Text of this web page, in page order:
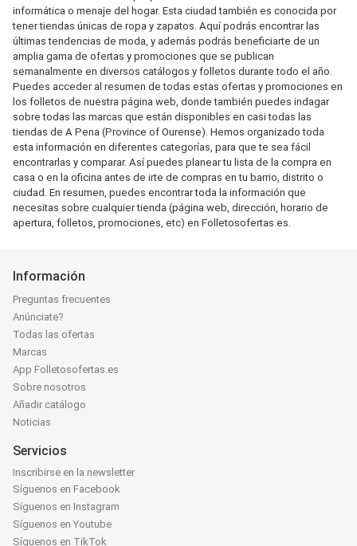
informática o menaje del hogar. Esta ciudad también es conocida por
tener tiendas únicas de ropa y zapatos. Aquí podrás encontrar las
últimas tendencias de moda, y además podrás beneficiarte de un
amplia gama de ofertas y promociones que se publican
semanalmente en diversos catálogos y folletos durante todo el año.
Puedes acceder al resumen de todas estas ofertas y promociones en
los folletos de nuestra página web, donde también puedes indagar
sobre todas las marcas que están disponibles en casi todas las
tiendas de A Pena (Province of Ourense). Hemos organizado toda
esta información en diferentes categorías, para que te sea fácil
encontrarlas y comparar. Así puedes planear tu lista de la compra en
casa o en la oficina antes de irte de compras en tu barrio, distrito o
ciudad. En resumen, puedes encontrar toda la información que
necesitas sobre cualquier tienda (página web, dirección, horario de
apertura, folletos, promociones, etc) en Folletosofertas.es.
Información
Preguntas frecuentes
Anúnciate?
Todas las ofertas
Marcas
App Folletosofertas.es
Sobre nosotros
Añadir catálogo
Noticias
Servicios
Inscribirse en la newsletter
Síguenos en Facebook
Síguenos en Instagram
Síguenos en Youtube
Síguenos en TikTok